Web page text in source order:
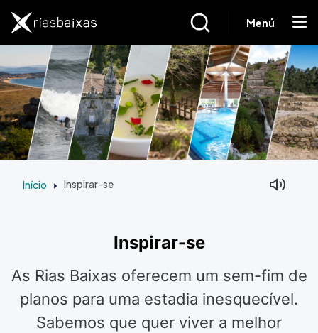
Menú
Início Inspirar-se
Inspirar-se
As Rias Baixas oferecem um sem-fim de
planos para uma estadia inesquecível.
Sabemos que quer viver a melhor